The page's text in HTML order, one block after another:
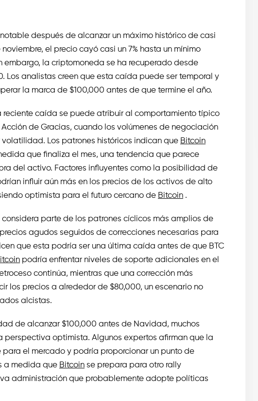
después de alcanzar un máximo histórico de casi
el precio cayó casi un 7% hasta un mínimo
embargo, la criptomoneda se ha recuperado desde
Los analistas creen que esta caída puede ser temporal y
la marca de $100,000 antes de que termine el año.
reciente caída se puede atribuir al comportamiento típico
de Gracias, cuando los volúmenes de negociación
Los patrones históricos indican que Bitcoin
que finaliza el mes, una tendencia que parece
del activo. Factores influyentes como la posibilidad de
influir aún más en los precios de los activos de alto
optimista para el futuro cercano de Bitcoin .
parte de los patrones cíclicos más amplios de
agudos seguidos de correcciones necesarias para
que esta podría ser una última caída antes de que BTC
podría enfrentar niveles de soporte adicionales en el
continúa, mientras que una corrección más
los precios a alrededor de $80,000, un escenario no
alcistas.
de alcanzar $100,000 antes de Navidad, muchos
optimista. Algunos expertos afirman que la
el mercado y podría proporcionar un punto de
a medida que Bitcoin se prepara para otro rally
administración que probablemente adopte políticas